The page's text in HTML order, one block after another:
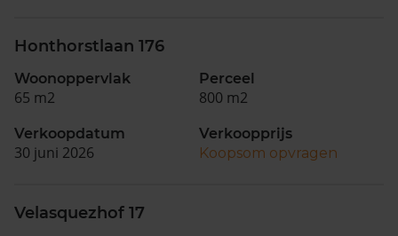
Honthorstlaan 176
Woonoppervlak
65 m2
Perceel
800 m2
Verkoopdatum
30 juni 2026
Verkoopprijs
Koopsom opvragen
Velasquezhof 17